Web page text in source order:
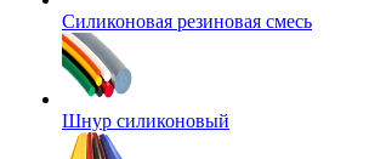
Силиконовая резиновая смесь
Шнур силиконовый